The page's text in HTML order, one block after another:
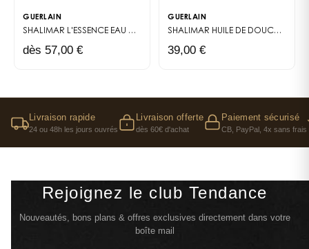
GUERLAIN
SHALIMAR L'ESSENCE EAU DE PARFUM INTENSE
dès 57,00 €
GUERLAIN
SHALIMAR HUILE DE DOUCHE
39,00 €
Livraison rapide
24 ou 48h les jours ouvrés
Livraison offerte
dès 60€ d'achat
Paiement sécurisé
CB, PayPal, 4x sans frais
Rejoignez le club Tendance
Nouveautés, bons plans & offres exclusives directement dans votre
boîte mail